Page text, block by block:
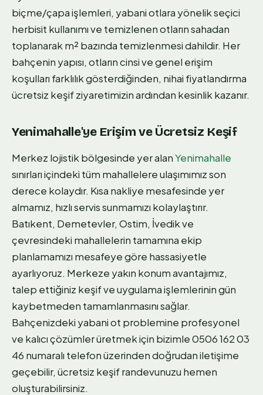
biçme/çapa işlemleri, yabani otlara yönelik seçici
herbisit kullanımı ve temizlenen otların sahadan
toplanarak m² bazında temizlenmesi dahildir. Her
bahçenin yapısı, otların cinsi ve genel erişim
koşulları farklılık gösterdiğinden, nihai fiyatlandırma
ücretsiz keşif ziyaretimizin ardından kesinlik kazanır.
Yenimahalle'ye Erişim ve Ücretsiz Keşif
Merkez lojistik bölgesinde yer alanYenimahalle
sınırları içindeki tüm mahallelere ulaşımımız son
derece kolaydır. Kısa nakliye mesafesinde yer
almamız, hızlı servis sunmamızı kolaylaştırır.
Batıkent, Demetevler, Ostim, İvedik ve
çevresindeki mahallelerin tamamına ekip
planlamamızı mesafeye göre hassasiyetle
ayarlıyoruz. Merkeze yakın konum avantajımız,
talep ettiğiniz keşif ve uygulama işlemlerinin gün
kaybetmeden tamamlanmasını sağlar.
Bahçenizdeki yabani ot problemine profesyonel
ve kalıcı çözümler üretmek için bizimle 0506 162 03
46 numaralı telefon üzerinden doğrudan iletişime
geçebilir, ücretsiz keşif randevunuzu hemen
oluşturabilirsiniz.